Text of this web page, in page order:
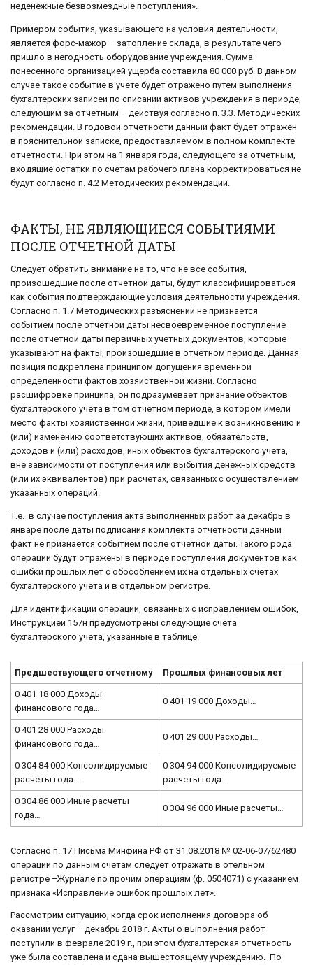
неденежные безвозмездные поступления».
Примером события, указывающего на условия деятельности,
является форс-мажор – затопление склада, в результате чего
пришло в негодность оборудование учреждения. Сумма
понесенного организацией ущерба составила 80 000 руб. В данном
случае такое событие в учете будет отражено путем выполнения
бухгалтерских записей по списании активов учреждения в периоде,
следующим за отчетным – действуя согласно п. 3.3. Методических
рекомендаций. В годовой отчетности данный факт будет отражен
в пояснительной записке, предоставляемом в полном комплекте
отчетности. При этом на 1 января года, следующего за отчетным,
входящие остатки по счетам рабочего плана корректироваться не
будут согласно п. 4.2 Методических рекомендаций.
ФАКТЫ, НЕ ЯВЛЯЮЩИЕСЯ СОБЫТИЯМИ
ПОСЛЕ ОТЧЕТНОЙ ДАТЫ
Следует обратить внимание на то, что не все события,
произошедшие после отчетной даты, будут классифицироваться
как события подтверждающие условия деятельности учреждения.
Согласно п. 1.7 Методических разъяснений не признается
событием после отчетной даты несвоевременное поступление
после отчетной даты первичных учетных документов, которые
указывают на факты, произошедшие в отчетном периоде. Данная
позиция подкреплена принципом допущения временной
определенности фактов хозяйственной жизни. Согласно
расшифровке принципа, он подразумевает признание объектов
бухгалтерского учета в том отчетном периоде, в котором имели
место факты хозяйственной жизни, приведшие к возникновению и
(или) изменению соответствующих активов, обязательств,
доходов и (или) расходов, иных объектов бухгалтерского учета,
вне зависимости от поступления или выбытия денежных средств
(или их эквивалентов) при расчетах, связанных с осуществлением
указанных операций.
Т.е. в случае поступления акта выполненных работ за декабрь в
январе после даты подписания комплекта отчетности данный
факт не признается событием после отчетной даты. Такого рода
операции будут отражены в периоде поступления документов как
ошибки прошлых лет с обособлением их на отдельных счетах
бухгалтерского учета и в отдельном регистре.
Для идентификации операций, связанных с исправлением ошибок,
Инструкцией 157н предусмотрены следующие счета
бухгалтерского учета, указанные в таблице.
Предшествующего отчетному Прошлых финансовых лет
0 401 18 000 Доходы
финансового года…
0 401 19 000 Доходы…
0 401 28 000 Расходы
финансового года…
0 401 29 000 Расходы…
0 304 84 000 Консолидируемые
расчеты года…
0 304 94 000 Консолидируемые
расчеты года…
0 304 86 000 Иные расчеты
года…
0 304 96 000 Иные расчеты…
Согласно п. 17 Письма Минфина РФ от 31.08.2018 № 02-06-07/62480
операции по данным счетам следует отражать в отельном
регистре –Журнале по прочим операциям (ф. 0504071) с указанием
признака «Исправление ошибок прошлых лет».
Рассмотрим ситуацию, когда срок исполнения договора об
оказании услуг – декабрь 2018 г. Акты о выполнения работ
поступили в феврале 2019 г., при этом бухгалтерская отчетность
уже была составлена и сдана вышестоящему учреждению. По